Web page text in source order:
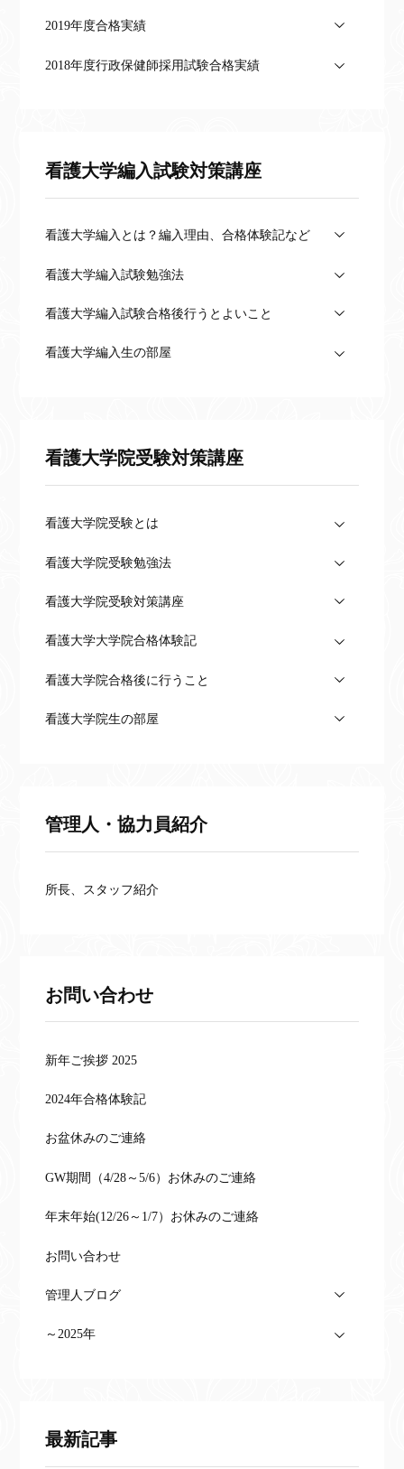
2019年度合格実績
2018年度行政保健師採用試験合格実績
看護大学編入試験対策講座
看護大学編入とは？編入理由、合格体験記など
看護大学編入試験勉強法
看護大学編入試験合格後行うとよいこと
看護大学編入生の部屋
看護大学院受験対策講座
看護大学院受験とは
看護大学院受験勉強法
看護大学院受験対策講座
看護大学大学院合格体験記
看護大学院合格後に行うこと
看護大学院生の部屋
管理人・協力員紹介
所長、スタッフ紹介
お問い合わせ
新年ご挨拶 2025
2024年合格体験記
お盆休みのご連絡
GW期間（4/28～5/6）お休みのご連絡
年末年始(12/26～1/7）お休みのご連絡
お問い合わせ
管理人ブログ
～2025年
最新記事